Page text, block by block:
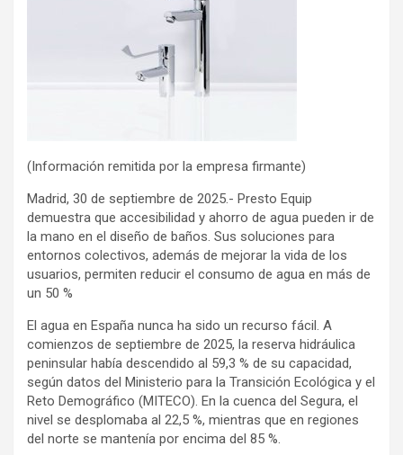
(Información remitida por la empresa firmante)
Madrid, 30 de septiembre de 2025.- Presto Equip
demuestra que accesibilidad y ahorro de agua pueden ir de
la mano en el diseño de baños. Sus soluciones para
entornos colectivos, además de mejorar la vida de los
usuarios, permiten reducir el consumo de agua en más de
un 50 %
El agua en España nunca ha sido un recurso fácil. A
comienzos de septiembre de 2025, la reserva hidráulica
peninsular había descendido al 59,3 % de su capacidad,
según datos del Ministerio para la Transición Ecológica y el
Reto Demográfico (MITECO). En la cuenca del Segura, el
nivel se desplomaba al 22,5 %, mientras que en regiones
del norte se mantenía por encima del 85 %.